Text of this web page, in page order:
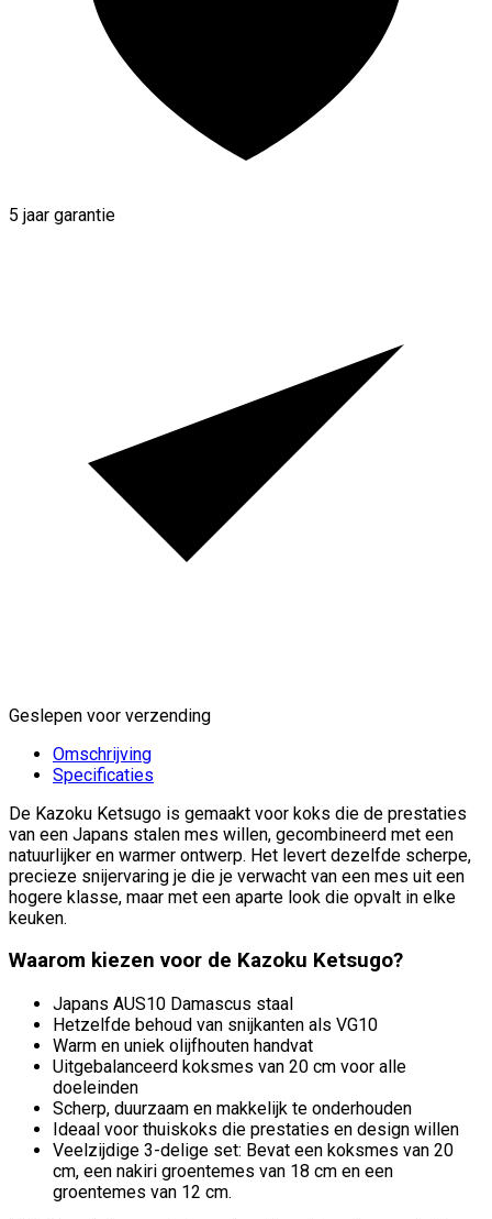
5 jaar garantie
Geslepen voor verzending
Omschrijving
Specificaties
De Kazoku Ketsugo is gemaakt voor koks die de prestaties
van een Japans stalen mes willen, gecombineerd met een
natuurlijker en warmer ontwerp. Het levert dezelfde scherpe,
precieze snijervaring je die je verwacht van een mes uit een
hogere klasse, maar met een aparte look die opvalt in elke
keuken.
Waarom kiezen voor de Kazoku Ketsugo?
Japans AUS10 Damascus staal
Hetzelfde behoud van snijkanten als VG10
Warm en uniek olijfhouten handvat
Uitgebalanceerd koksmes van 20 cm voor alle
doeleinden
Scherp, duurzaam en makkelijk te onderhouden
Ideaal voor thuiskoks die prestaties en design willen
Veelzijdige 3-delige set: Bevat een koksmes van 20
cm, een nakiri groentemes van 18 cm en een
groentemes van 12 cm.